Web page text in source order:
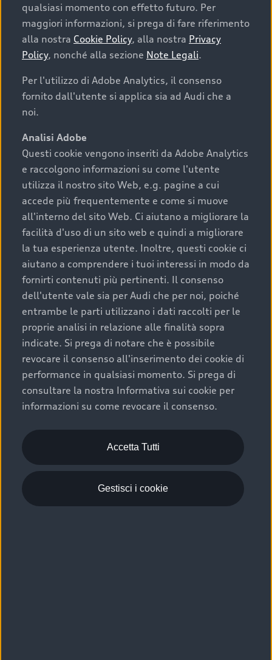
Cosa sapere prima di
acquistare la tua prossima
auto
I requisiti fondamentali da considerare prima di
acquistare un’auto usata, oltre al prezzo e all'aspetto,
chilometraggio: un valore contenuto corrisponde a
uno stato migliore del veicolo e a una maggiore
durata nel tempo;
cronologia dei tagliandi: una documentazione
completa della vettura certifica una manutenzione
costante e accurata;
condizioni della carrozzeria e degli interni: una
buona conservazione evidenzia cura e attenzione del
precedente proprietario;
efficienza meccanica: motore, trasmissione e
componenti principali in ottimo stato garantiscono
prestazioni affidabili e sicure.
Acquistare un’auto usata in una Concessionaria ufficiale
Audi che offre l’usato garantito tramite Audi Prima
Scelta :plus, significa affidarsi ad un prodotto che viene
sottoposto a 110 controlli approfonditi e coperto da
garanzia fino a 4 anni per una maggiore tutela del tuo
acquisto.
qualsiasi momento con effetto futuro. Per
maggiori informazioni, si prega di fare riferimento
alla nostra Cookie Policy, alla nostra Privacy
Policy, nonché alla sezione Note Legali.
Per l'utilizzo di Adobe Analytics, il consenso
fornito dall'utente si applica sia ad Audi che a
noi.
Analisi Adobe
Questi cookie vengono inseriti da Adobe Analytics
e raccolgono informazioni su come l'utente
utilizza il nostro sito Web, e.g. pagine a cui
accede più frequentemente e come si muove
all'interno del sito Web. Ci aiutano a migliorare la
facilità d'uso di un sito web e quindi a migliorare
la tua esperienza utente. Inoltre, questi cookie ci
aiutano a comprendere i tuoi interessi in modo da
fornirti contenuti più pertinenti. Il consenso
dell'utente vale sia per Audi che per noi, poiché
entrambe le parti utilizzano i dati raccolti per le
proprie analisi in relazione alle finalità sopra
indicate. Si prega di notare che è possibile
revocare il consenso all'inserimento dei cookie di
performance in qualsiasi momento. Si prega di
consultare la nostra Informativa sui cookie per
informazioni su come revocare il consenso.
Accetta Tutti
Gestisci i cookie